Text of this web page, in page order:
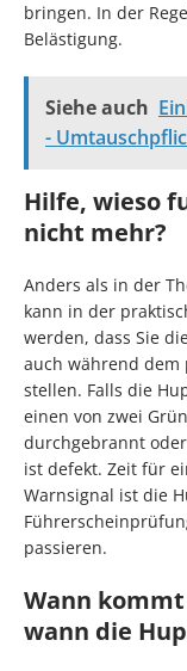
bringen. In der
Belästigung.
Siehe auch
-
Hilfe, wieso
nicht mehr?
Anders als in der
kann in der
werden, dass Sie
auch während dem
stellen. Falls die
einen von zwei
durchgebrannt
ist defekt. Zeit für
Warnsignal ist die
passieren.
Wann
wann die